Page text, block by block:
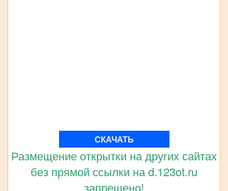
СКАЧАТЬ
Размещение открытки на других сайтах
без прямой ссылки на d.123ot.ru
запрещено!